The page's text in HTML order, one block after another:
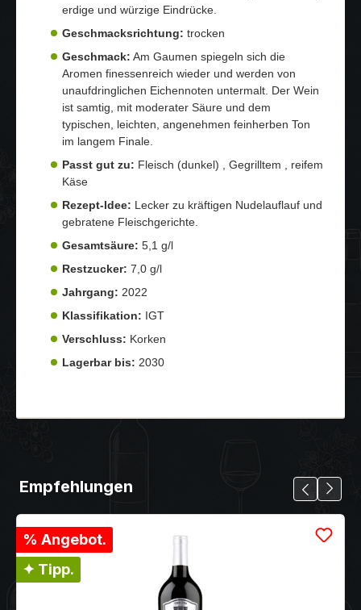
erdige und würzige Eindrücke.
Geschmacksrichtung: trocken
Geschmack: Am Gaumen spiegeln sich die
Aromen finessenreich wieder und werden von
unaufdringlichen Eichennoten untermalt. Der Wein
ist samtig, mit moderater Säure und dem
typischen, leichten, angenehmen feinherben Ton
im langem Finale.
Passt gut zu: Fleisch (dunkel) , Gegrilltem , reifem
Käse
Rezept-Idee: Lecker zu kräftigen Nudelauflauf und
gebratene Fleischgerichte.
Gesamtsäure: 5,1 g/l
Restzucker: 7,0 g/l
Jahrgang: 2022
Klassifikation: IGT
Verschluss: Korken
Lagerbar bis: 2030
Empfehlungen
% Angebot.
✦ Tipp.